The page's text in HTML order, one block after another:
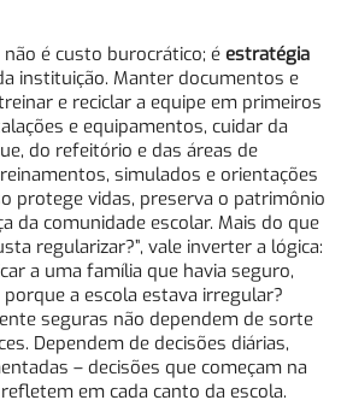
é custo burocrático; é estratégia
instituição. Manter documentos e
e reciclar a equipe em primeiros
e equipamentos, cuidar da
do refeitório e das áreas de
simulados e orientações
protege vidas, preserva o patrimônio
da comunidade escolar. Mais do que
regularizar?”, vale inverter a lógica:
a uma família que havia seguro,
a escola estava irregular?
seguras não dependem de sorte
Dependem de decisões diárias,
– decisões que começam na
em cada canto da escola.